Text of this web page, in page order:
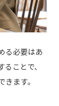
る必要はあ
ことで、
ます。